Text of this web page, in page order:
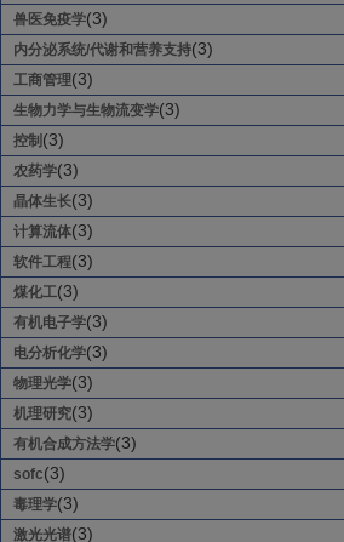
兽医免疫学(3)
内分泌系统/代谢和营养支持(3)
工商管理(3)
生物力学与生物流变学(3)
控制 (3)
农药学(3)
晶体生长(3)
计算流体(3)
软件工程(3)
煤化工(3)
有机电子学(3)
电分析化学(3)
物理光学(3)
机理研究(3)
有机合成方法学(3)
sofc(3)
毒理学(3)
激光光谱(3)